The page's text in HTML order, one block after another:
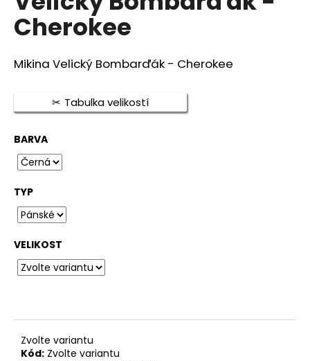
je
0,0
z
hvězdiček.
Cherokee
Mikina Velický Bombarďák - Cherokee
Tabulka velikostí
BARVA
TYP
VELIKOST
Zvolte variantu
Kód: Zvolte variantu
a
j
t
D
o
p
o
r